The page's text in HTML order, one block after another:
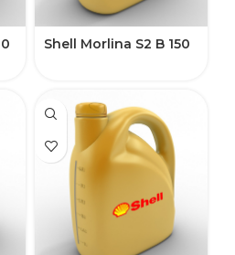
Shell Morlina S2 B 150